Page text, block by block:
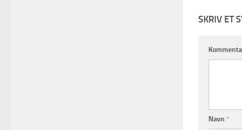
SKRIV ET
Navn *